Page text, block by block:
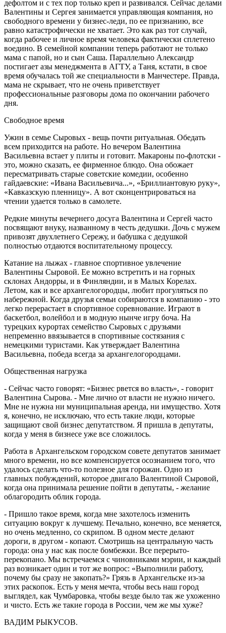
дефолтом и с тех пор только креп и развивался. Сейчас делами
Валентины и Сергея занимается управляющая компания, но
свободного времени у бизнес-леди, по ее признанию, все
равно катастрофически не хватает. Это как раз тот случай,
когда рабочее и личное время человека фактически сплетено
воедино. В семейной компании теперь работают не только
мама с папой, но и сын Саша. Параллельно Александр
постигает азы менеджмента в АГТУ, а Таня, кстати, в свое
время обучалась той же специальности в Манчестере. Правда,
мама не скрывает, что не очень приветствует
профессиональные разговоры дома по окончании рабочего
дня.
Свободное время
Ужин в семье Сыровых - вещь почти ритуальная. Обедать
всем приходится на работе. Но вечером Валентина
Васильевна встает у плиты и готовит. Макароны по-флотски -
это, можно сказать, ее фирменное блюдо. Она обожает
пересматривать старые советские комедии, особенно
гайдаевские: «Ивана Васильевича...», «Бриллиантовую руку»,
«Кавказскую пленницу». А вот сконцентрироваться на
чтении удается только в самолете.
Редкие минуты вечернего досуга Валентина и Сергей часто
посвящают внуку, названному в честь дедушки. Дочь с мужем
привозят двухлетнего Сережу, и бабушка с дедушкой
полностью отдаются воспитательному процессу.
Катание на лыжах - главное спортивное увлечение
Валентины Сыровой. Ее можно встретить и на горных
склонах Андорры, и в Финляндии, и в Малых Корелах.
Летом, как и все архангелогородцы, любит прогуляться по
набережной. Когда друзья семьи собираются в компанию - это
легко перерастает в спортивное соревнование. Играют в
баскетбол, волейбол и в модную нынче игру боча. На
турецких курортах семейство Сыровых с друзьями
непременно ввязывается в спортивные состязания с
немецкими туристами. Как утверждает Валентина
Васильевна, победа всегда за архангелогородцами.
Общественная нагрузка
- Сейчас часто говорят: «Бизнес рвется во власть», - говорит
Валентина Сырова. - Мне лично от власти не нужно ничего.
Мне не нужна ни муниципальная аренда, ни имущество. Хотя
я, конечно, не исключаю, что есть такие люди, которые
защищают свой бизнес депутатством. Я пришла в депутаты,
когда у меня в бизнесе уже все сложилось.
Работа в Архангельском городском совете депутатов занимает
много времени, но все компенсируется осознанием того, что
удалось сделать что-то полезное для горожан. Одно из
главных побуждений, которое двигало Валентиной Сыровой,
когда она принимала решение пойти в депутаты, - желание
облагородить облик города.
- Пришло такое время, когда мне захотелось изменить
ситуацию вокруг к лучшему. Печально, конечно, все меняется,
но очень медленно, со скрипом. В одном месте делают
дороги, в другом - копают. Смотришь на центральную часть
города: она у нас как после бомбежки. Все перерыто-
перекопано. Мы встречаемся с чиновниками мэрии, и каждый
раз возникает один и тот же вопрос: «Выполнили работу,
почему бы сразу не закопать?» Грязь в Архангельске из-за
этих раскопок. Есть у меня мечта, чтобы весь наш город
выглядел, как Чумбаровка, чтобы везде было так же ухоженно
и чисто. Есть же такие города в России, чем же мы хуже?
ВАДИМ РЫКУСОВ.